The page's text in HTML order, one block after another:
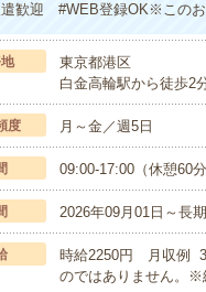
歓迎 #WEB登録OK※このお
東京都港区
白金高輪駅から徒歩2
度 月～金／週5日
09:00-17:00（休憩60
2026年09月01日～
時給2250円 月収例
のではありません。※